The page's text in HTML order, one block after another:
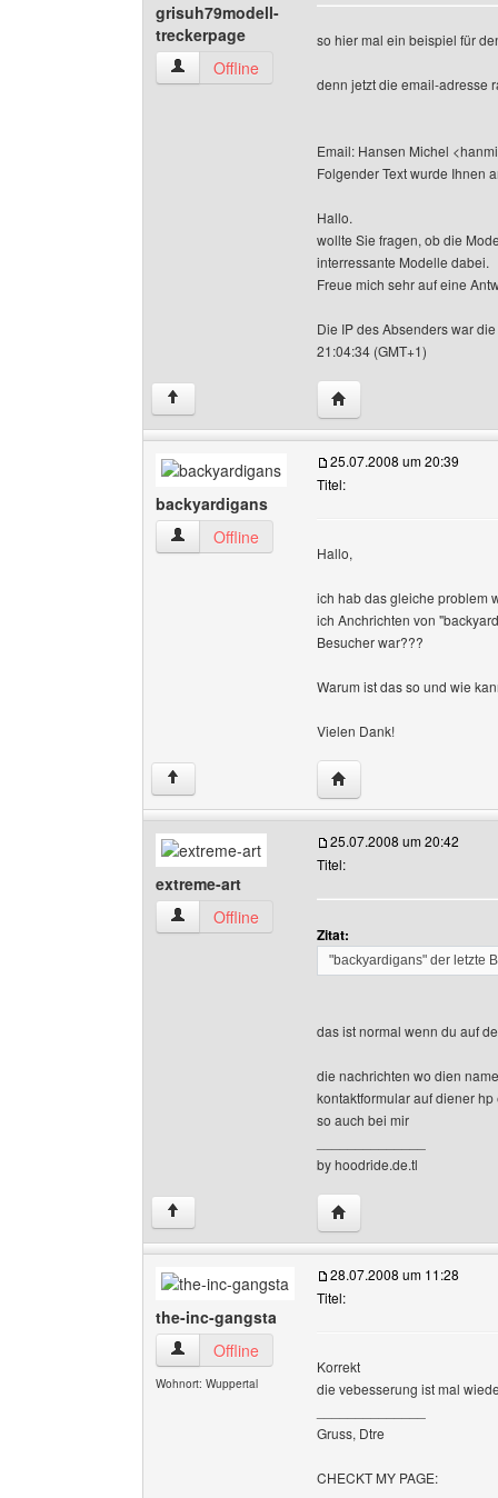
grisuh79modell-
treckerpage
grisuh79modell-treckerpage Benutzer-Profile
Offline
so hier mal ein beispiel für
denn jetzt die email-adresse
Email: Hansen Michel
Folgender Text wurde Ihnen
Hallo.
wollte Sie fragen, ob die
interressante Modelle dabei.
Freue mich sehr auf eine
Die IP des Absenders war
21:04:34 (GMT+1)
↑ Website dieses
backyardigans
backyardigans Benutzer-Profile anzeigen
Offline
25.07.2008 um 20:39
Titel:
Hallo,
ich hab das gleiche problem
ich Anchrichten von
Besucher war???
Warum ist das so und wie
Vielen Dank!
↑ Website dieses
extreme-art
extreme-art Benutzer-Profile anzeigen
Offline
25.07.2008 um 20:42
Titel:
Zitat:
"backyardigans" der letzte
das ist normal wenn du auf
die nachrichten wo dien
kontaktformular auf diener
so auch bei mir
by hoodride.de.tl
↑ Website dieses
the-inc-gangsta
the-inc-gangsta Benutzer-Profile anzeigen
Offline
Wohnort: Wuppertal
28.07.2008 um 11:28
Titel:
Korrekt
die vebesserung ist mal
Gruss, Dtre
CHECKT MY PAGE: